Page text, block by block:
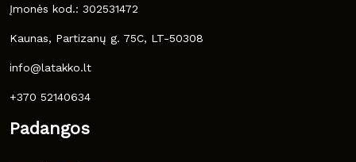
Įmonės kod.: 302531472
Kaunas, Partizanų g. 75C, LT-50308
info@latakko.lt
+370 52140634
Padangos